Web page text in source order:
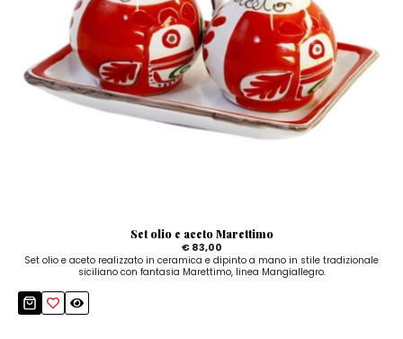
Set olio e aceto Marettimo
€ 83,00
Set olio e aceto realizzato in ceramica e dipinto a mano in stile tradizionale
siciliano con fantasia Marettimo, linea Mangiallegro.